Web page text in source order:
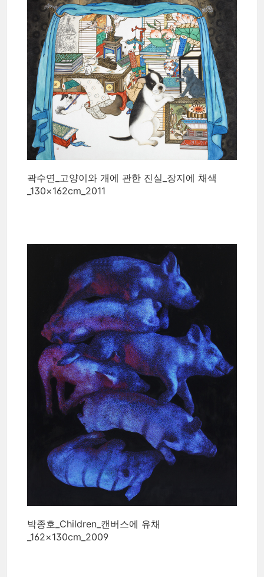
곽수연_고양이와 개에 관한 진실_장지에 채색
_130×162cm_2011
박종호_Children_캔버스에 유채
_162×130cm_2009